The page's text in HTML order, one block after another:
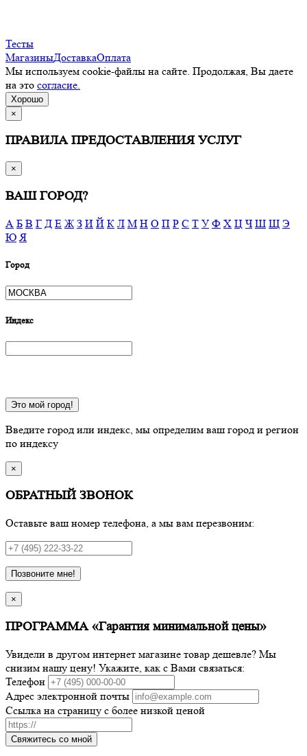
Тесты
МагазиныДоставкаОплата
Мы используем cookie-файлы на сайте. Продолжая, Вы даете
на это согласие.
Хорошо
×
ПРАВИЛА ПРЕДОСТАВЛЕНИЯ УСЛУГ
×
ВАШ ГОРОД?
А Б В Г Д Е Ж З И Й К Л М Н О П Р С Т У Ф Х Ц Ч Ш Щ Э
Ю Я
Город
Индекс
Это мой город!
Введите город или индекс, мы определим ваш город и регион
по индексу
×
ОБРАТНЫЙ ЗВОНОК
Оставьте ваш номер телефона, а мы вам перезвоним:
Позвоните мне!
×
ПРОГРАММА «Гарантия минимальной цены»
Увидели в другом интернет магазине товар дешевле? Мы
снизим нашу цену! Укажите, как с Вами связаться:
Телефон
Адрес электронной почты
Ссылка на страницу с более низкой ценой
Свяжитесь со мной